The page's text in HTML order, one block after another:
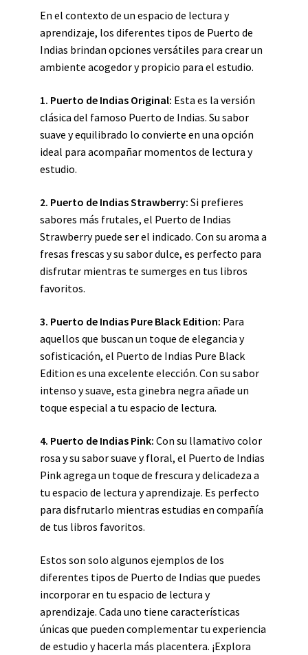
En el contexto de un espacio de lectura y
aprendizaje, los diferentes tipos de Puerto de
Indias brindan opciones versátiles para crear un
ambiente acogedor y propicio para el estudio.
1. Puerto de Indias Original: Esta es la versión
clásica del famoso Puerto de Indias. Su sabor
suave y equilibrado lo convierte en una opción
ideal para acompañar momentos de lectura y
estudio.
2. Puerto de Indias Strawberry: Si prefieres
sabores más frutales, el Puerto de Indias
Strawberry puede ser el indicado. Con su aroma a
fresas frescas y su sabor dulce, es perfecto para
disfrutar mientras te sumerges en tus libros
favoritos.
3. Puerto de Indias Pure Black Edition: Para
aquellos que buscan un toque de elegancia y
sofisticación, el Puerto de Indias Pure Black
Edition es una excelente elección. Con su sabor
intenso y suave, esta ginebra negra añade un
toque especial a tu espacio de lectura.
4. Puerto de Indias Pink: Con su llamativo color
rosa y su sabor suave y floral, el Puerto de Indias
Pink agrega un toque de frescura y delicadeza a
tu espacio de lectura y aprendizaje. Es perfecto
para disfrutarlo mientras estudias en compañía
de tus libros favoritos.
Estos son solo algunos ejemplos de los
diferentes tipos de Puerto de Indias que puedes
incorporar en tu espacio de lectura y
aprendizaje. Cada uno tiene características
únicas que pueden complementar tu experiencia
de estudio y hacerla más placentera. ¡Explora